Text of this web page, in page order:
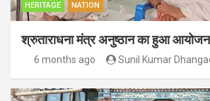
HERITAGE NATION
श्रुताराधना मंत्र अनुष्ठान का हुआ आयोजन
6 months ago Sunil Kumar